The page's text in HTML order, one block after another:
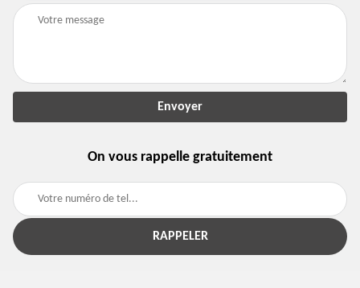
On vous rappelle gratuitement